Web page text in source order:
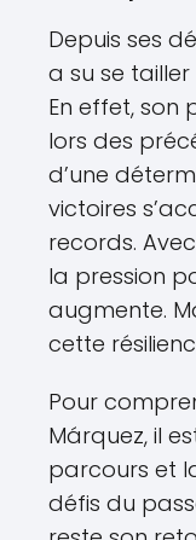
Depuis ses
a su se
En effet, son
lors des
d’une
victoires
records.
la pression
augmente.
cette
Pour
Márquez, il
parcours et
défis du